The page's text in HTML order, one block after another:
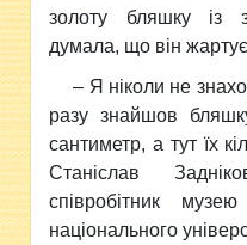
золоту бляшку із
думала, що він
– Я ніколи не
разу знайшов
сантиметр, а тут їх
Станіслав
співробітник музею
національного